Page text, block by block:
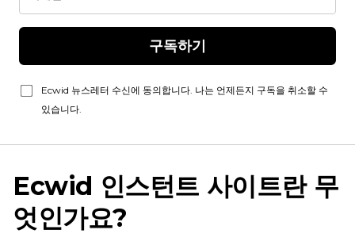
구독하기
Ecwid 뉴스레터 수신에 동의합니다. 나는 언제든지 구독을 취소할 수
있습니다.
Ecwid 인스턴트 사이트란 무
엇인가요?